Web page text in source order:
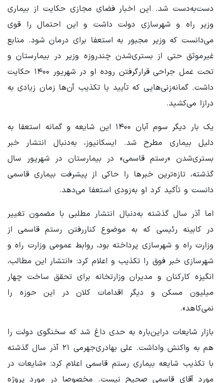
دست‌به‌دست شد. این اخبار فضای مجازی حکایت از بیماری
وزیر راه و شهرسازی دولت داشت و این احتمال را قوی
می‌دانست که وزیر مجبور به استعفا برای درمان شود. منابع
غیرموثق حتی از بستری‌شدن چندروزه وزیر در بیمارستان و
تحت عمل جراحی قرارگرفتن روده او در شهریور ۱۴۰۰ حکایت
داشت. گمانه‌زنی‌هایی که تأیید یا تکذیب آن‌ها زمان زیادی به
درازا می‌کشید.
یک بار دیگر سوم آبان ۱۴۰۰ این شایعه و گمانه استعفا به
دلیل بیماری مطرح شد. ایسکانیوز، به‌دنبال انتشار خبر
بستری‌شدن «رستم قاسمی» در بیمارستان در شهریور سال
گذشته، تازه‌ترین خبرها را حاکی از پیشرفت بیماری قاسمی
دانست و تأکید کرد او به‌زودی استعفا می‌دهد.
اما آذر سال گذشته به‌دنبال انتشار مطلبی با مضمون تغییر
در کابینه رئیسی که به موضوع کناررفتن رستم قاسمی از
وزارت راه و شهرسازی پرداخته بود، روابط عمومی وزارت راه و
شهرسازی خبر فوق را تکذیب و اعلام کرد: «انتشار این مطالب،
انگیزه کارکنان و مدیران وزارتخانه برای تحقق ساخت چهار
میلیون مسکن و دیگر اقدامات کلان در این حوزه را
نمی‌کاهد».
بازار شایعات دراین‌باره به حدی داغ شد که سخنگوی دولت را
هم به واکنش واداشت. علی بهادری‌جهرمی ۲۱ آذر سال گذشته
با تکذیب شایعه بیماری رستم قاسمی اعلام کرد: «شایعات در
مورد آقای قاسمی صحیح نیست. مخصوصا در مورد پروژه